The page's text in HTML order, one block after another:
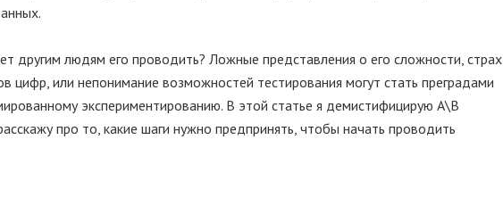
другим людям его проводить? Ложные представления о его сложности, страх
цифр, или непонимание возможностей тестирования могут стать преградами
экспериментированию. В этой статье я демистифицирую А\В
про то, какие шаги нужно предпринять, чтобы начать проводить